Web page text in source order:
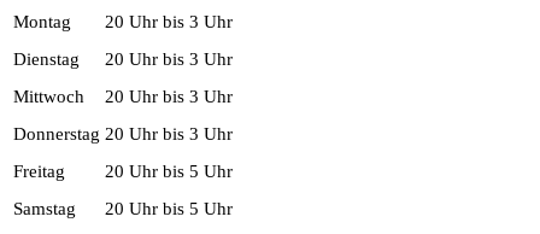
Montag
20 Uhr bis 3 Uhr
Dienstag
20 Uhr bis 3 Uhr
Mittwoch
20 Uhr bis 3 Uhr
Donnerstag 20 Uhr bis 3 Uhr
Freitag
20 Uhr bis 5 Uhr
Samstag
20 Uhr bis 5 Uhr